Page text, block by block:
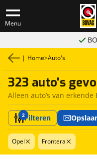
Menu
| Home>Auto's
323 auto's
Alleen auto’s van erkende
2Filteren
Opel Frontera